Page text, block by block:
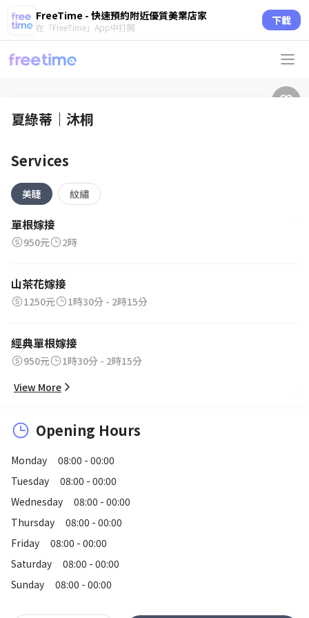
FreeTime - 快速預約附近優質美業店家
在「FreeTime」App中打開 下載
夏綠蒂｜沐桐
Services
美睫 紋繡
單根嫁接
950元 2時
山茶花嫁接
1250元 1時30分 - 2時15分
經典單根嫁接
950元
1時30分 - 2時15分
View More
Opening Hours
Monday
08:00 - 00:00
Tuesday
08:00 - 00:00
Wednesday
08:00 - 00:00
Thursday
08:00 - 00:00
Friday
08:00 - 00:00
Saturday
08:00 - 00:00
Sunday
08:00 - 00:00